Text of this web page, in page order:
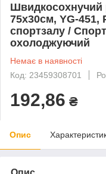
Швидкосохнучий
75х30см, YG-
спортзалу /
охолоджуючий
Немає в наявності
Код: 23459308701
192,86 ₴
Опис